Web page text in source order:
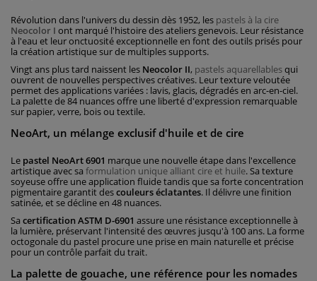
Révolution dans l'univers du dessin dès 1952, les pastels à la cire
Neocolor I ont marqué l'histoire des ateliers genevois. Leur résistance
à l'eau et leur onctuosité exceptionnelle en font des outils prisés pour
la création artistique sur de multiples supports.
Vingt ans plus tard naissent les Neocolor II, pastels aquarellablesqui
ouvrent de nouvelles perspectives créatives. Leur texture veloutée
permet des applications variées : lavis, glacis, dégradés en arc-en-ciel.
La palette de 84 nuances offre une liberté d'expression remarquable
sur papier, verre, bois ou textile.
NeoArt, un mélange exclusif d'huile et de cire
Le pastel NeoArt 6901 marque une nouvelle étape dans l'excellence
artistique avec sa formulation unique alliant cire et huile. Sa texture
soyeuse offre une application fluide tandis que sa forte concentration
pigmentaire garantit descouleurs éclatantes. Il délivre une finition
satinée, et se décline en 48 nuances.
Sa certification ASTM D-6901 assure une résistance exceptionnelle à
la lumière, préservant l'intensité des œuvres jusqu'à 100 ans. La forme
octogonale du pastel procure une prise en main naturelle et précise
pour un contrôle parfait du trait.
La palette de gouache, une référence pour les nomades